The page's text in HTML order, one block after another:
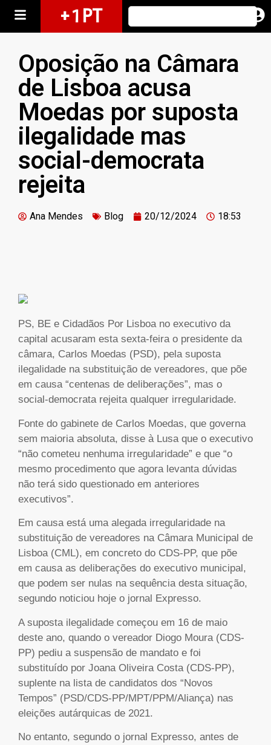
+ 1 PT
Oposição na Câmara
de Lisboa acusa
Moedas por suposta
ilegalidade mas
social-democrata
rejeita
Ana Mendes Blog 20/12/2024 18:53
PS, BE e Cidadãos Por Lisboa no executivo da
capital acusaram esta sexta-feira o presidente da
câmara, Carlos Moedas (PSD), pela suposta
ilegalidade na substituição de vereadores, que põe
em causa “centenas de deliberações”, mas o
social-democrata rejeita qualquer irregularidade.
Fonte do gabinete de Carlos Moedas, que governa
sem maioria absoluta, disse à Lusa que o executivo
“não cometeu nenhuma irregularidade” e que “o
mesmo procedimento que agora levanta dúvidas
não terá sido questionado em anteriores
executivos”.
Em causa está uma alegada irregularidade na
substituição de vereadores na Câmara Municipal de
Lisboa (CML), em concreto do CDS-PP, que põe
em causa as deliberações do executivo municipal,
que podem ser nulas na sequência desta situação,
segundo noticiou hoje o jornal Expresso.
A suposta ilegalidade começou em 16 de maio
deste ano, quando o vereador Diogo Moura (CDS-
PP) pediu a suspensão de mandato e foi
substituído por Joana Oliveira Costa (CDS-PP),
suplente na lista de candidatos dos “Novos
Tempos” (PSD/CDS-PP/MPT/PPM/Aliança) nas
eleições autárquicas de 2021.
No entanto, segundo o jornal Expresso, antes de